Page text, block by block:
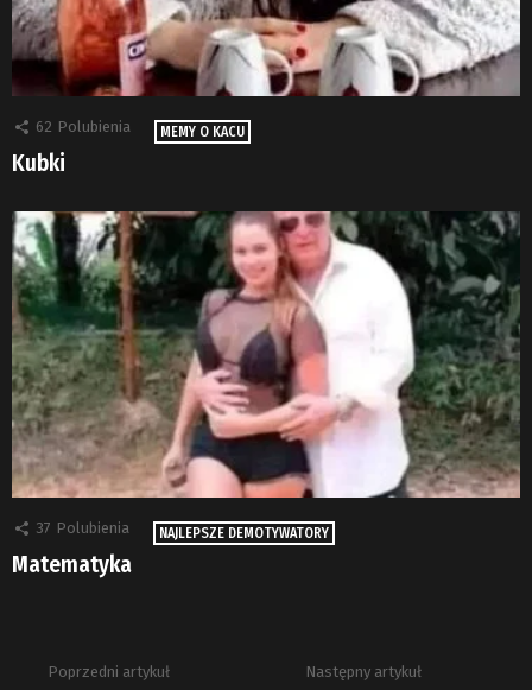
62 Polubienia MEMY O KACU
Kubki
37 Polubienia NAJLEPSZE DEMOTYWATORY
Matematyka
ZobaczPoprzedni artykuł Następny artykuł